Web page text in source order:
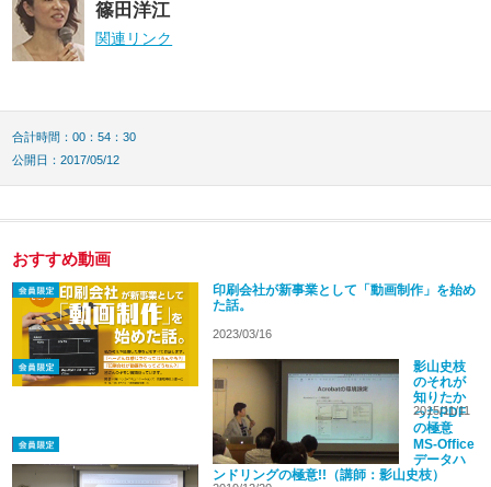
篠田洋江
関連リンク
合計時間：00：54：30
公開日：2017/05/12
おすすめ動画
印刷会社が新事業として「動画制作」を始め
た話。
2023/03/16
影山史枝
のそれが
知りたか
ったPDF
の極意
2015/11/11
MS-Office
データハ
ンドリングの極意!!（講師：影山史枝）